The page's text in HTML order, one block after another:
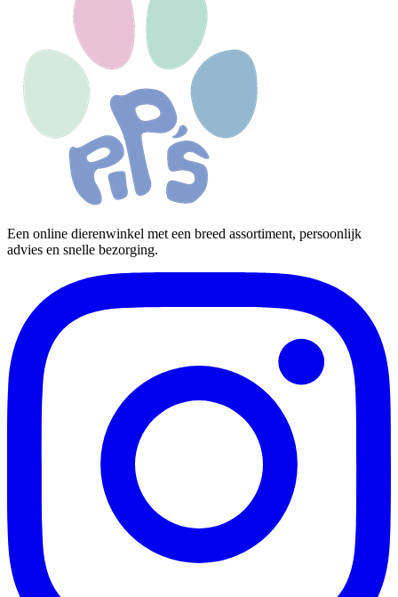
Een online dierenwinkel met een breed assortiment, persoonlijk
advies en snelle bezorging.